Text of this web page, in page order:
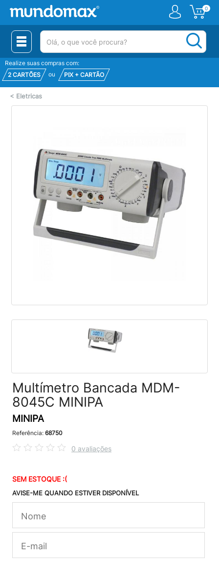
0
(pesquisar)
Realize suas compras com:
2 CARTÕES
ou PIX + CARTÃO
< Eletricas
Multímetro Bancada MDM-
8045C MINIPA
MINIPA
Referência: 68750
0 avaliações
SEM ESTOQUE :(
AVISE-ME QUANDO ESTIVER DISPONÍVEL